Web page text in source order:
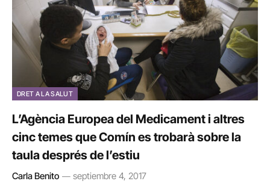
DRET A LA SALUT
L’Agència Europea del Medicament i altres
cinc temes que Comín es trobarà sobre la
taula després de l’estiu
Carla Benito septiembre 4, 2017